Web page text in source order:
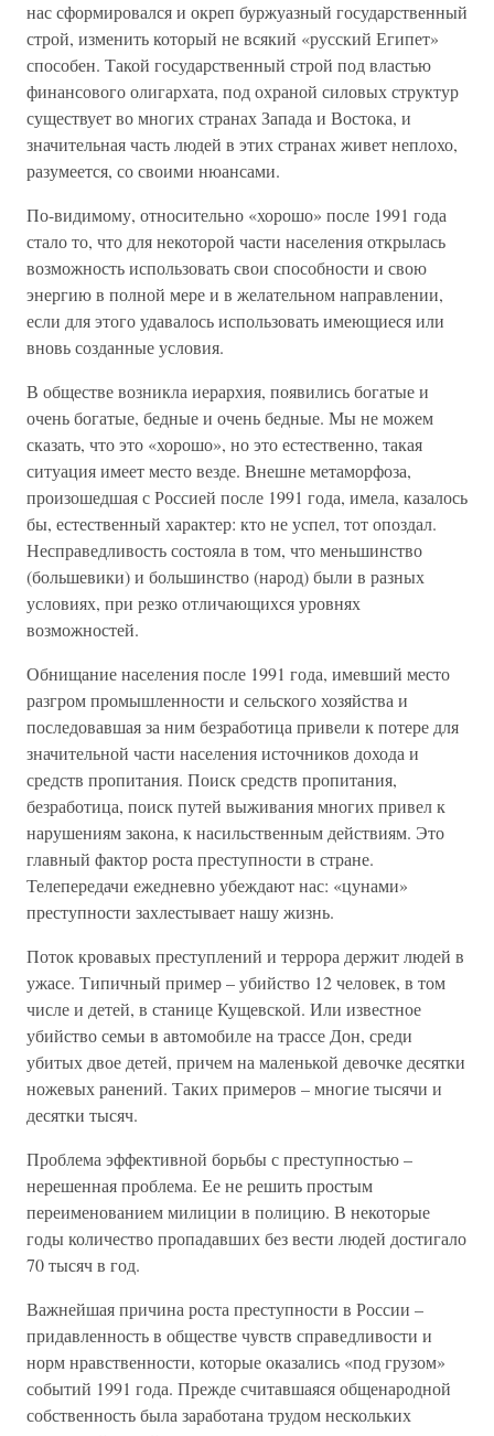
нас сформировался и окреп буржуазный государственный
строй, изменить который не всякий «русский Египет»
способен. Такой государственный строй под властью
финансового олигархата, под охраной силовых структур
существует во многих странах Запада и Востока, и
значительная часть людей в этих странах живет неплохо,
разумеется, со своими нюансами.
По-видимому, относительно «хорошо» после 1991 года
стало то, что для некоторой части населения открылась
возможность использовать свои способности и свою
энергию в полной мере и в желательном направлении,
если для этого удавалось использовать имеющиеся или
вновь созданные условия.
В обществе возникла иерархия, появились богатые и
очень богатые, бедные и очень бедные. Мы не можем
сказать, что это «хорошо», но это естественно, такая
ситуация имеет место везде. Внешне метаморфоза,
произошедшая с Россией после 1991 года, имела, казалось
бы, естественный характер: кто не успел, тот опоздал.
Несправедливость состояла в том, что меньшинство
(большевики) и большинство (народ) были в разных
условиях, при резко отличающихся уровнях
возможностей.
Обнищание населения после 1991 года, имевший место
разгром промышленности и сельского хозяйства и
последовавшая за ним безработица привели к потере для
значительной части населения источников дохода и
средств пропитания. Поиск средств пропитания,
безработица, поиск путей выживания многих привел к
нарушениям закона, к насильственным действиям. Это
главный фактор роста преступности в стране.
Телепередачи ежедневно убеждают нас: «цунами»
преступности захлестывает нашу жизнь.
Поток кровавых преступлений и террора держит людей в
ужасе. Типичный пример – убийство 12 человек, в том
числе и детей, в станице Кущевской. Или известное
убийство семьи в автомобиле на трассе Дон, среди
убитых двое детей, причем на маленькой девочке десятки
ножевых ранений. Таких примеров – многие тысячи и
десятки тысяч.
Проблема эффективной борьбы с преступностью –
нерешенная проблема. Ее не решить простым
переименованием милиции в полицию. В некоторые
годы количество пропадавших без вести людей достигало
70 тысяч в год.
Важнейшая причина роста преступности в России –
придавленность в обществе чувств справедливости и
норм нравственности, которые оказались «под грузом»
событий 1991 года. Прежде считавшаяся общенародной
собственность была заработана трудом нескольких